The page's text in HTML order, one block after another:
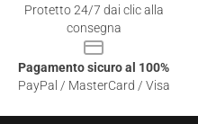
Protetto 24/7 dai clic alla
consegna
Pagamento sicuro al 100%
PayPal / MasterCard / Visa